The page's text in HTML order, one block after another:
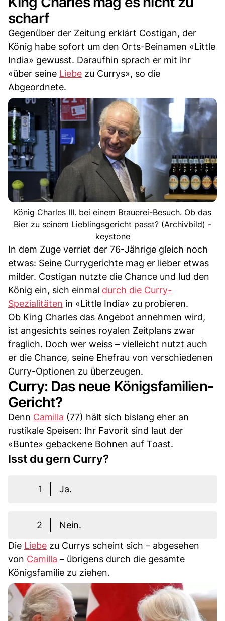
scharf
Gegenüber der Zeitung erklärt Costigan, der
König habe sofort um den Orts-Beinamen «Little
India» gewusst. Daraufhin sprach er mit ihr
«über seine Liebe zu Currys», so die
Abgeordnete.
König Charles III. bei einem Brauerei-Besuch. Ob das
Bier zu seinem Lieblingsgericht passt? (Archivbild) -
keystone
In dem Zuge verriet der 76-Jährige gleich noch
etwas: Seine Currygerichte mag er lieber etwas
milder. Costigan nutzte die Chance und lud den
König ein, sich einmal durch die Curry-
Spezialitäten in «Little India» zu probieren.
Ob King Charles das Angebot annehmen wird,
ist angesichts seines royalen Zeitplans zwar
fraglich. Doch wer weiss – vielleicht nutzt auch
er die Chance, seine Ehefrau von verschiedenen
Curry-Optionen zu überzeugen.
Curry: Das neue Königsfamilien-
Gericht?
Denn Camilla (77) hält sich bislang eher an
rustikale Speisen: Ihr Favorit sind laut der
«Bunte» gebackene Bohnen auf Toast.
Isst du gern Curry?
1 Ja.
2
Nein.
Die Liebe zu Currys scheint sich – abgesehen
von Camilla – übrigens durch die gesamte
Königsfamilie zu ziehen.